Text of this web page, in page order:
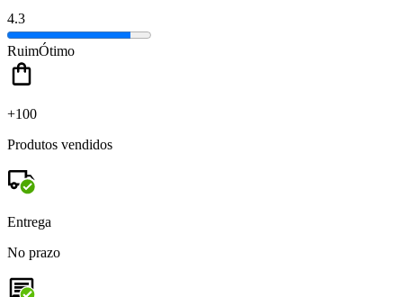
4.3
RuimÓtimo
+100
Produtos vendidos
Entrega
No prazo